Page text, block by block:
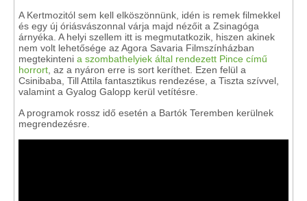
A Kertmozitól sem kell elköszönnünk, idén is remek filmekkel
és egy új óriásvászonnal várja majd nézőit a Zsinagóga
árnyéka. A helyi szellem itt is megmutatkozik, hiszen akinek
nem volt lehetősége az Agora Savaria Filmszínházban
megtekinteni a szombathelyiek által rendezett Pince című
horrort , az a nyáron erre is sort keríthet. Ezen felül a
Csinibaba, Till Attila fantasztikus rendezése, a Tiszta szívvel,
valamint a Gyalog Galopp kerül vetítésre.
A programok rossz idő esetén a Bartók Teremben kerülnek
megrendezésre.